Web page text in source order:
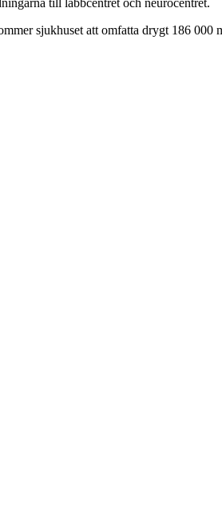
till labbcentret och neurocentret.
sjukhuset att omfatta drygt 186 000